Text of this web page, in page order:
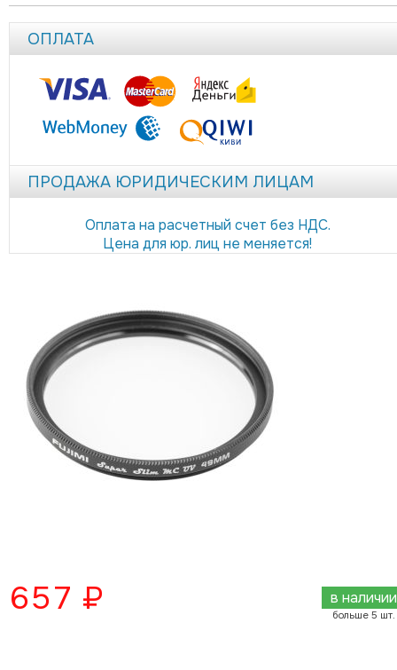
ОПЛАТА
ПРОДАЖА ЮРИДИЧЕСКИМ ЛИЦАМ
Оплата на расчетный счет без НДС.
Цена для юр. лиц не меняется!
657 ₽ в наличии
больше 5 шт.